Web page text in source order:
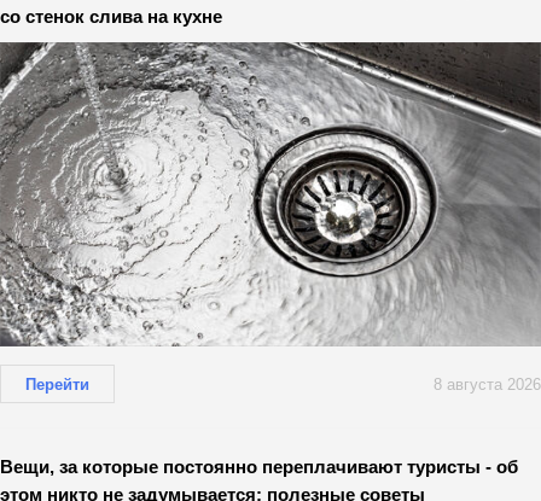
со стенок слива на кухне
Перейти 8 августа 2026
Вещи, за которые постоянно переплачивают туристы - об
этом никто не задумывается: полезные советы